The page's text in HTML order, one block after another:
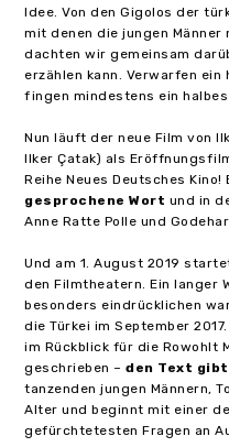
Idee. Von den Gigolos der
mit denen die jungen Männer
dachten wir gemeinsam
erzählen kann. Verwarfen
fingen mindestens ein
Nun läuft der neue Film von
Ilker Çatak) als
Reihe Neues Deutsches Kino!
gesprochene Wort und in
Anne Ratte Polle und
Und am 1. August 2019
den Filmtheatern. Ein langer
besonders eindrücklichen
die Türkei im September
im Rückblick für die Rowohlt
geschrieben –den Text
tanzenden jungen Männern,
Alter und beginnt mit einer
gefürchtetesten Fragen an